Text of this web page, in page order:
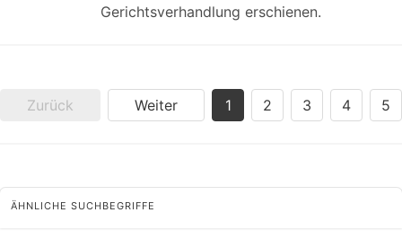
Gerichtsverhandlung erschienen.
Zurück Weiter 1 2 3 4 5
ÄHNLICHE SUCHBEGRIFFE